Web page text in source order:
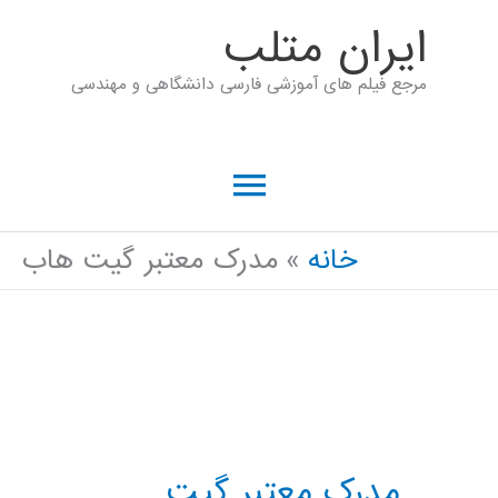
ايران متلب
مرجع فیلم های آموزشی فارسی دانشگاهی و مهندسی
فهرست
اصلی
خانه مدرک معتبر گیت هاب